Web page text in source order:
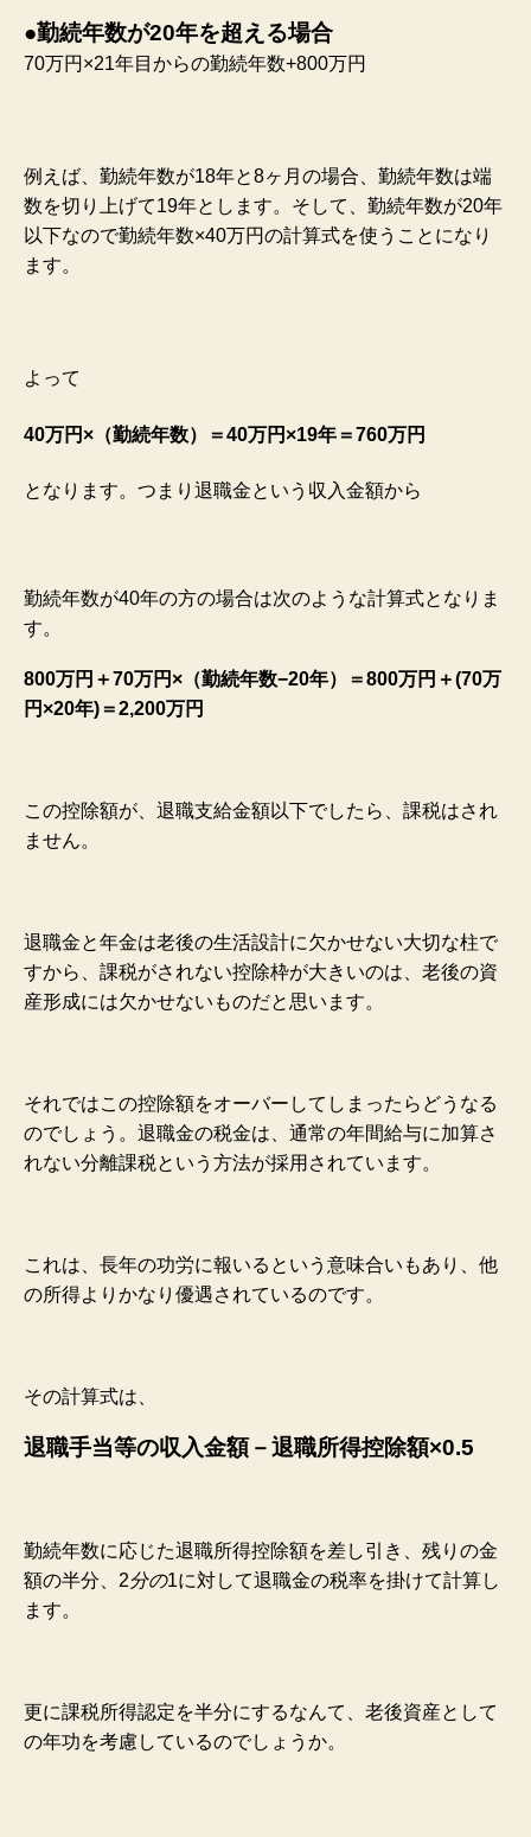
●勤続年数が20年を超える場合
70万円×21年目からの勤続年数+800万円
例えば、勤続年数が18年と8ヶ月の場合、勤続年数は端
数を切り上げて19年とします。そして、勤続年数が20年
以下なので勤続年数×40万円の計算式を使うことになり
ます。
よって
40万円×（勤続年数）＝40万円×19年＝760万円
となります。つまり退職金という収入金額から
勤続年数が40年の方の場合は次のような計算式となりま
す。
800万円＋70万円×（勤続年数−20年）＝800万円＋(70万
円×20年)＝2,200万円
この控除額が、退職支給金額以下でしたら、課税はされ
ません。
退職金と年金は老後の生活設計に欠かせない大切な柱で
すから、課税がされない控除枠が大きいのは、老後の資
産形成には欠かせないものだと思います。
それではこの控除額をオーバーしてしまったらどうなる
のでしょう。退職金の税金は、通常の年間給与に加算さ
れない分離課税という方法が採用されています。
これは、長年の功労に報いるという意味合いもあり、他
の所得よりかなり優遇されているのです。
その計算式は、
退職手当等の収入金額－退職所得控除額×0.5
勤続年数に応じた退職所得控除額を差し引き、残りの金
額の半分、2分の1に対して退職金の税率を掛けて計算し
ます。
更に課税所得認定を半分にするなんて、老後資産として
の年功を考慮しているのでしょうか。